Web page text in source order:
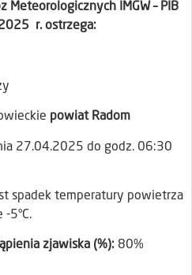
Meteorologicznych IMGW – PIB
r. ostrzega:
powiat Radom
27.04.2025 do godz. 06:30
spadek temperatury powietrza
-5°C.
zjawiska (%): 80%